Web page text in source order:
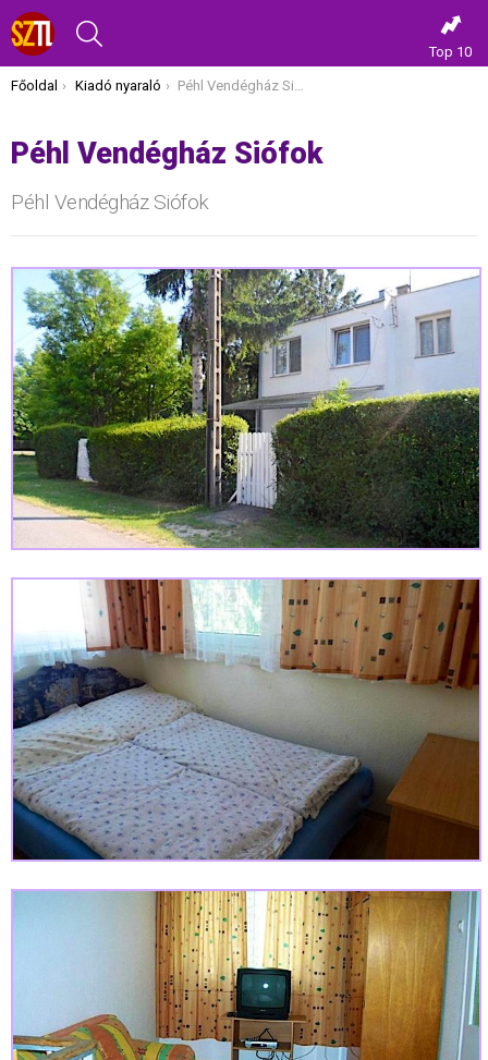
Top 10
Itt vagy most:
Főoldal Kiadó nyaraló Péhl Vendégház Siófok
Péhl Vendégház Siófok
Péhl Vendégház Siófok